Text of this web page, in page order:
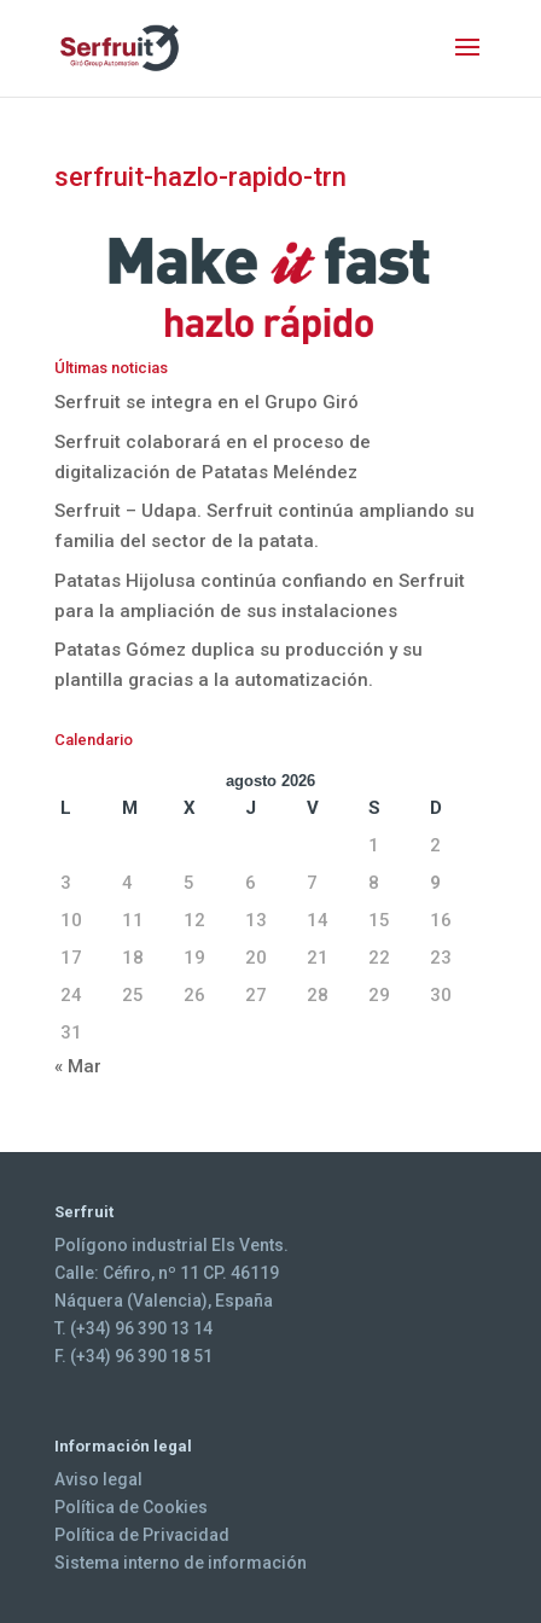
serfruit-hazlo-rapido-trn
Últimas noticias
Serfruit se integra en el Grupo Giró
Serfruit colaborará en el proceso de
digitalización de Patatas Meléndez
Serfruit – Udapa. Serfruit continúa ampliando su
familia del sector de la patata.
Patatas Hijolusa continúa confiando en Serfruit
para la ampliación de sus instalaciones
Patatas Gómez duplica su producción y su
plantilla gracias a la automatización.
Calendario
agosto 2026
L M X J V S
D
1
2
3
4 5 6 7 8
9
10
11 12 13 14 15
16
17
18 19 20 21 22
23
24
25 26 27 28 29
30
31
« Mar
Serfruit
Polígono industrial Els Vents.
Calle: Céfiro, nº 11 CP. 46119
Náquera (Valencia), España
T. (+34) 96 390 13 14
F. (+34) 96 390 18 51
Información legal
Aviso legal
Política de Cookies
Política de Privacidad
Sistema interno de información